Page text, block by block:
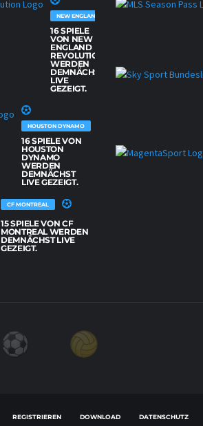
NEW ENGLAND REVOLUTION
16 SPIELE
VON NEW
ENGLAND
REVOLUTION
WERDEN
DEMNÄCHST
LIVE
GEZEIGT.
HOUSTON DYNAMO
16 SPIELE VON
HOUSTON
DYNAMO
WERDEN
DEMNÄCHST
LIVE GEZEIGT.
CF MONTREAL
15 SPIELE VON CF
MONTREAL WERDEN
DEMNÄCHST LIVE
GEZEIGT.
REGISTRIEREN DOWNLOAD DATENSCHUTZ